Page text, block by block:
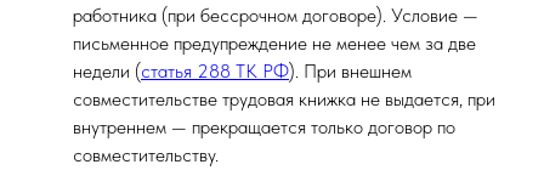
работника (при бессрочном договоре). Условие —
письменное предупреждение не менее чем за две
недели (статья 288 ТК РФ). При внешнем
совместительстве трудовая книжка не выдается, при
внутреннем — прекращается только договор по
совместительству.